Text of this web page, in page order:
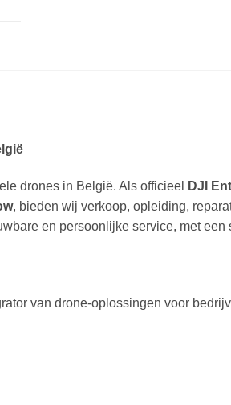
drones in België. Als officieel DJI
, bieden wij verkoop, opleiding,
en persoonlijke service, met
van drone-oplossingen voor